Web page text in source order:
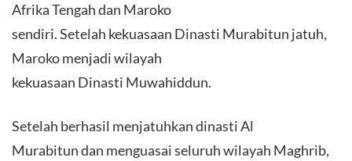
Afrika Tengah dan Maroko
sendiri. Setelah kekuasaan Dinasti Murabitun jatuh,
Maroko menjadi wilayah
kekuasaan Dinasti Muwahiddun.
Setelah berhasil menjatuhkan dinasti Al
Murabitun dan menguasai seluruh wilayah Maghrib,